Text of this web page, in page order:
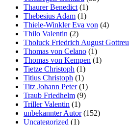
Thaurer Benedict (1)
Thebesius Adam (1)
Thiele-Winkler Eva von (4)
Thilo Valentin (2)
Tholuck Friedrich August Gottreu
Thomas von Celano (1)
Thomas von Kempen (1)
Tietze Christoph (1)
Titius Christoph (1)
Titz Johann Peter(1)
Traub Friedhelm (9)
Triller Valentin (1)
unbekannter Autor(152)
Uncategorized (1)